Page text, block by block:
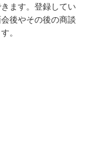
ます。登録してい
後やその後の商談
。